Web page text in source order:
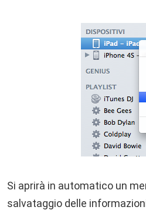
Si aprirà in automatico un
salvataggio delle